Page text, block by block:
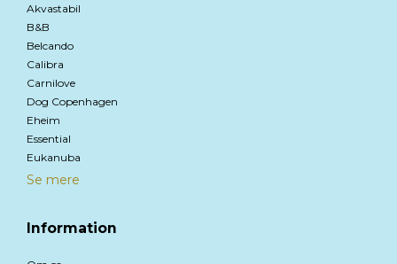
Akvastabil
B&B
Belcando
Calibra
Carnilove
Dog Copenhagen
Eheim
Essential
Eukanuba
Se mere
Information